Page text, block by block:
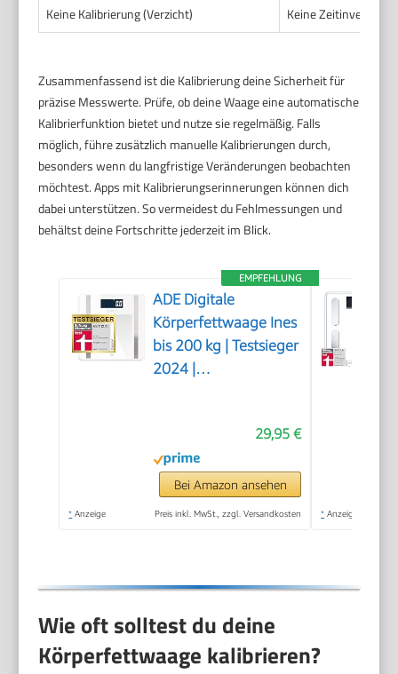
Keine Kalibrierung (Verzicht)
Keine Zeitinvestition
Zusammenfassend ist die Kalibrierung deine Sicherheit für
präzise Messwerte. Prüfe, ob deine Waage eine automatische
Kalibrierfunktion bietet und nutze sie regelmäßig. Falls
möglich, führe zusätzlich manuelle Kalibrierungen durch,
besonders wenn du langfristige Veränderungen beobachten
möchtest. Apps mit Kalibrierungserinnerungen können dich
dabei unterstützen. So vermeidest du Fehlmessungen und
behältst deine Fortschritte jederzeit im Blick.
EMPFEHLUNG
ADE Digitale
Körperfettwaage Ines
bis 200 kg | Testsieger
2024 |
BMI, Muskelmasse,
Körperwasser,
Gewicht, BMR |
Körperwaage mit
29,95 €
Bei Amazon ansehen
* Anzeige Preis inkl. MwSt., zzgl. Versandkosten * Anzeige
Wie oft solltest du deine
Körperfettwaage kalibrieren?